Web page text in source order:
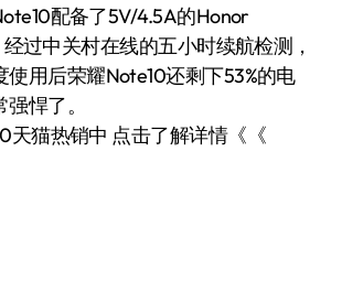
配备了5V/4.5A的Honor
过中关村在线的五小时续航检测，
用后荣耀Note10还剩下53%的电
悍了。
天猫热销中 点击了解详情《《